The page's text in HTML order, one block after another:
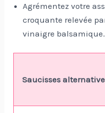
Agrémentez votre
croquante relevée
vinaigre balsamique.
Saucisses